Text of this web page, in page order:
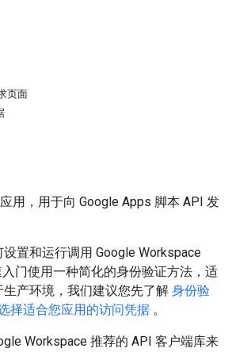
页面
用，用于向 Google Apps 脚本 API 发
置和运行调用 Google Workspace
门使用一种简化的身份验证方法，适
产环境，我们建议您先了解 身份验
择适合您应用的访问凭据 。
Workspace 推荐的 API 客户端库来